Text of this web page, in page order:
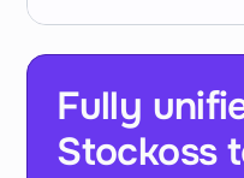
Fully
Stockoss